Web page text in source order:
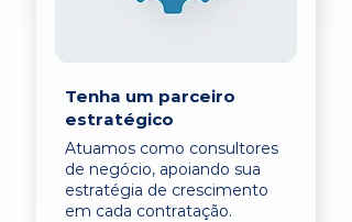
Tenha um parceiro
estratégico
Atuamos como consultores
de negócio, apoiando sua
estratégia de crescimento
em cada contratação.